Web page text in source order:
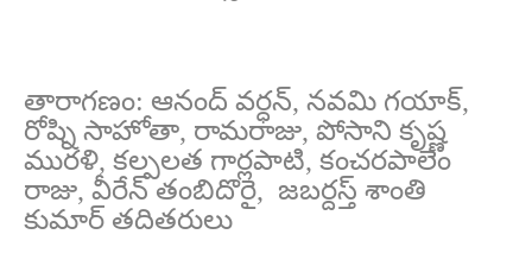
తారాగణం: ఆనంద్ వర్ధన్, నవమి గయాక్,
రోష్ని సాహోతా, రామరాజు, పోసాని కృష్ణ
మురళి, కల్పలత గార్లపాటి, కంచరపాలెం
రాజు, వీరేన్ తంబిదొరై, జబర్దస్త్ శాంతి
కుమార్ తదితరులు